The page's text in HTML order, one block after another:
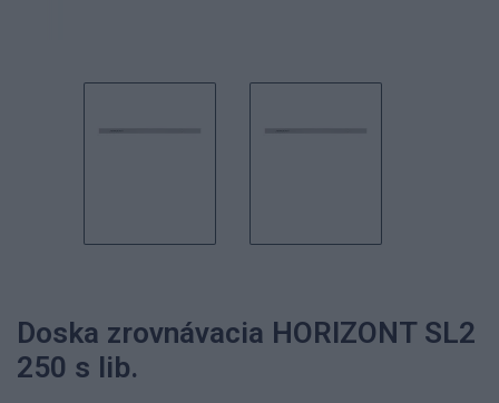
Doska zrovnávacia HORIZONT SL2
250 s lib.